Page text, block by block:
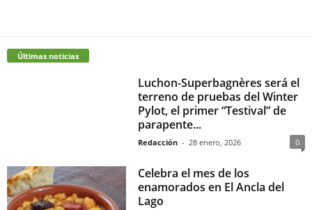
Últimas noticias
Luchon-Superbagnères será el
terreno de pruebas del Winter
Pylot, el primer “Testival” de
parapente...
Redacción - 28 enero, 2026 0
Celebra el mes de los
enamorados en El Ancla del
Lago